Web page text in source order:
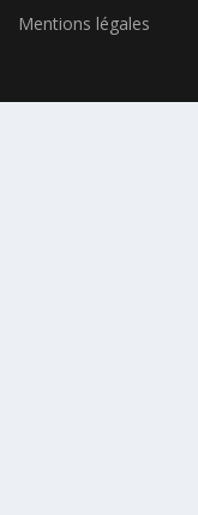
Mentions légales